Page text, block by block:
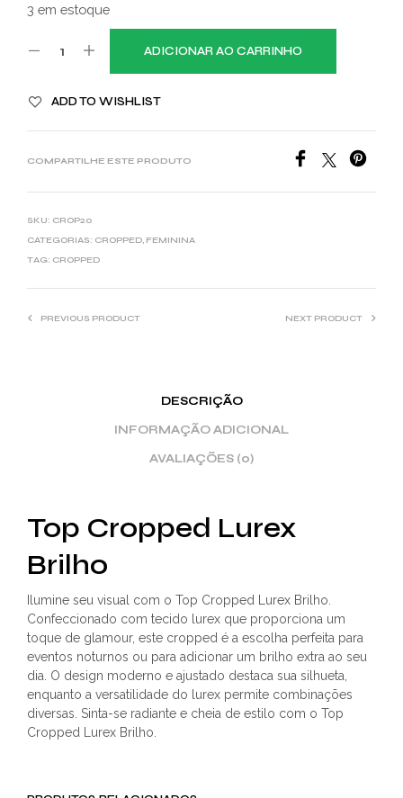
3 em estoque
ADICIONAR AO CARRINHO
ADD TO WISHLIST
COMPARTILHE ESTE PRODUTO
SKU: CROP20
CATEGORIAS: CROPPED, FEMININA
TAG: CROPPED
PREVIOUS PRODUCT NEXT PRODUCT
DESCRIÇÃO
INFORMAÇÃO ADICIONAL
AVALIAÇÕES (0)
Top Cropped Lurex
Brilho
Ilumine seu visual com o Top Cropped Lurex Brilho.
Confeccionado com tecido lurex que proporciona um
toque de glamour, este cropped é a escolha perfeita para
eventos noturnos ou para adicionar um brilho extra ao seu
dia. O design moderno e ajustado destaca sua silhueta,
enquanto a versatilidade do lurex permite combinações
diversas. Sinta-se radiante e cheia de estilo com o Top
Cropped Lurex Brilho.